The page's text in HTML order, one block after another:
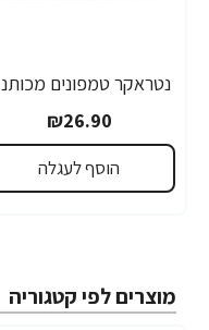
₪26.90
הוסף לעגלה
מוצרים לפי קטגוריה